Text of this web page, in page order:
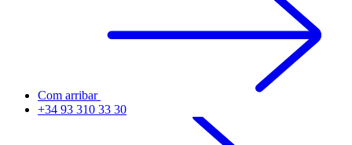
Com arribar
+34 93 310 33 30